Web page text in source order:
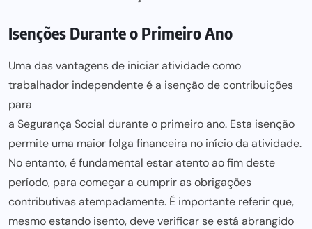
Isenções Durante o Primeiro Ano
Uma das vantagens de iniciar atividade como
trabalhador independente é a isenção de contribuições
para
a Segurança Social durante o primeiro ano. Esta isenção
permite uma maior folga financeira no início da atividade.
No entanto, é fundamental estar atento ao fim deste
período, para começar a cumpriras obrigações
contributivas atempadamente. É importante referir que,
mesmo estando isento, deve verificar se está abrangido